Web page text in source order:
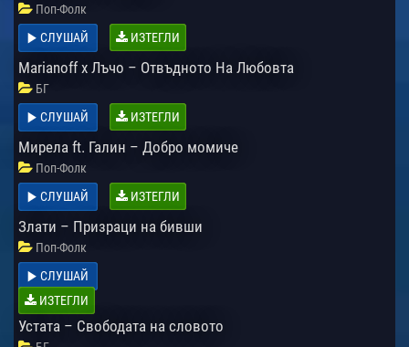
Поп-Фолк
СЛУШАЙ
ИЗТЕГЛИ
Marianoff x Лъчо – Отвъдното На Любовта
БГ
СЛУШАЙ
ИЗТЕГЛИ
Мирела ft. Галин – Добро момиче
Поп-Фолк
СЛУШАЙ
ИЗТЕГЛИ
Злати – Призраци на бивши
Поп-Фолк
СЛУШАЙ
ИЗТЕГЛИ
Устата – Свободата на словото